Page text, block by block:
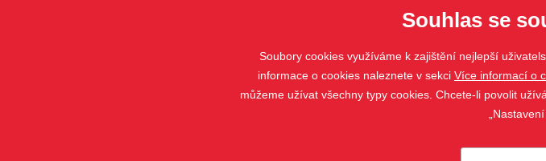
Souhlas se
Soubory cookies využíváme k zajištění nejlepší
informace o cookies naleznete v sekci Více informací o
můžeme užívat všechny typy cookies. Chcete-li povolit